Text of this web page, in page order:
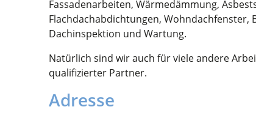
Fassadenarbeiten, Wärmedämmung,
Flachdachabdichtungen, Wohndachfenster,
Dachinspektion und Wartung.
Natürlich sind wir auch für viele andere
qualifizierter Partner.
Adresse